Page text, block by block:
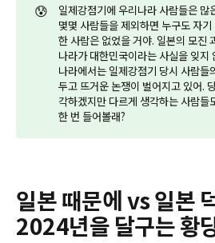
😰
일제강점기에 우리나라 사람들은 많
몇몇 사람들을 제외하면 누구도 자
한 사람은 없었을 거야. 일본의 모진
나라가 대한민국이라는 사실을 잊지
나라에서는 일제강점기 당시 사람들
두고 뜨거운 논쟁이 벌어지고 있어.
각하겠지만 다르게 생각하는 사람들
한 번 들어볼래?
일본 때문에 vs 일본
2024년을 달구는 황